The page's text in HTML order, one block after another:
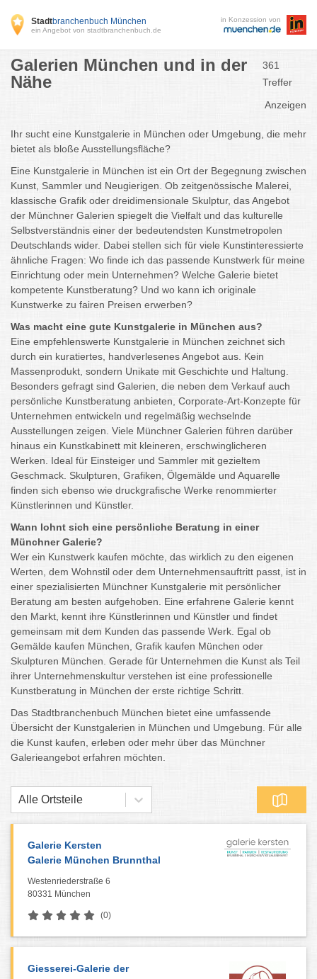
Stadtbranchenbuch München
ein Angebot von stadtbranchenbuch.de
in Konzession von
Galerien München und in der
Nähe
361
Treffer
Anzeigen
Ihr sucht eine Kunstgalerie in München oder Umgebung, die mehr
bietet als bloße Ausstellungsfläche?
Eine Kunstgalerie in München ist ein Ort der Begegnung zwischen
Kunst, Sammler und Neugierigen. Ob zeitgenössische Malerei,
klassische Grafik oder dreidimensionale Skulptur, das Angebot
der Münchner Galerien spiegelt die Vielfalt und das kulturelle
Selbstverständnis einer der bedeutendsten Kunstmetropolen
Deutschlands wider. Dabei stellen sich für viele Kunstinteressierte
ähnliche Fragen: Wo finde ich das passende Kunstwerk für meine
Einrichtung oder mein Unternehmen? Welche Galerie bietet
kompetente Kunstberatung? Und wo kann ich originale
Kunstwerke zu fairen Preisen erwerben?
Was macht eine gute Kunstgalerie in München aus?
Eine empfehlenswerte Kunstgalerie in München zeichnet sich
durch ein kuratiertes, handverlesenes Angebot aus. Kein
Massenprodukt, sondern Unikate mit Geschichte und Haltung.
Besonders gefragt sind Galerien, die neben dem Verkauf auch
persönliche Kunstberatung anbieten, Corporate-Art-Konzepte für
Unternehmen entwickeln und regelmäßig wechselnde
Ausstellungen zeigen. Viele Münchner Galerien führen darüber
hinaus ein Kunstkabinett mit kleineren, erschwinglicheren
Werken. Ideal für Einsteiger und Sammler mit gezieltem
Geschmack. Skulpturen, Grafiken, Ölgemälde und Aquarelle
finden sich ebenso wie druckgrafische Werke renommierter
Künstlerinnen und Künstler.
Wann lohnt sich eine persönliche Beratung in einer
Münchner Galerie?
Wer ein Kunstwerk kaufen möchte, das wirklich zu den eigenen
Werten, dem Wohnstil oder dem Unternehmensauftritt passt, ist in
einer spezialisierten Münchner Kunstgalerie mit persönlicher
Beratung am besten aufgehoben. Eine erfahrene Galerie kennt
den Markt, kennt ihre Künstlerinnen und Künstler und findet
gemeinsam mit dem Kunden das passende Werk. Egal ob
Gemälde kaufen München, Grafik kaufen München oder
Skulpturen München. Gerade für Unternehmen die Kunst als Teil
ihrer Unternehmenskultur verstehen ist eine professionelle
Kunstberatung in München der erste richtige Schritt.
Das Stadtbranchenbuch München bietet eine umfassende
Übersicht der Kunstgalerien in München und Umgebung. Für alle
die Kunst kaufen, erleben oder mehr über das Münchner
Galerieangebot erfahren möchten.
Alle Ortsteile
Galerie Kersten
Galerie München Brunnthal
Westenriederstraße 6
80331 München
(0)
Giesserei-Galerie der